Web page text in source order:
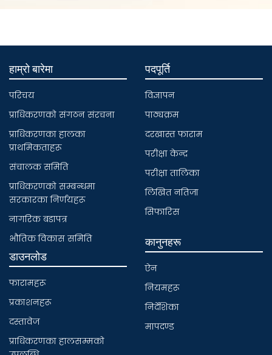
हाम्रो बारेमा
परिचय
प्राधिकरणकाे संगठन संरचना
प्राधिकरणका हालका
प्राथमिकताहरू
संचालक समिति
प्राधिकरणकाे सम्बन्धमा
सरकारका निर्णयहरू
नागरिक बडापत्र
भाैतिक विकास समिति
डाउनलोड
फारामहरू
प्रकाशनहरू
दस्तावेज
प्राधिकरणका हालसम्मकाे
पदपूर्ति
विज्ञापन
पाठ्यक्रम
दरखास्त फाराम
परीक्षा केन्द्र
परीक्षा तालिका
लिखित नतिजा
सिफारिस
कानुनहरू
ऐन
नियमहरू
निर्देशिका
मापदण्ड